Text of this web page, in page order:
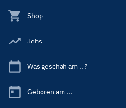
Shop
Jobs
Was geschah am ...?
Geboren am ...